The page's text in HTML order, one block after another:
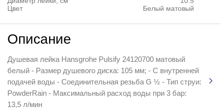
Цвет
Белый матовый
Описание
Душевая лейка Hansgrohe Pulsify 24120700 матовый
белый - Размер душевого диска: 105 мм; - С внутренней
подачей воды - Соединительная резьба G ½ - Тип струи:
PowderRain - Максимальный расход воды при 3 бар:
13,5 л/мин